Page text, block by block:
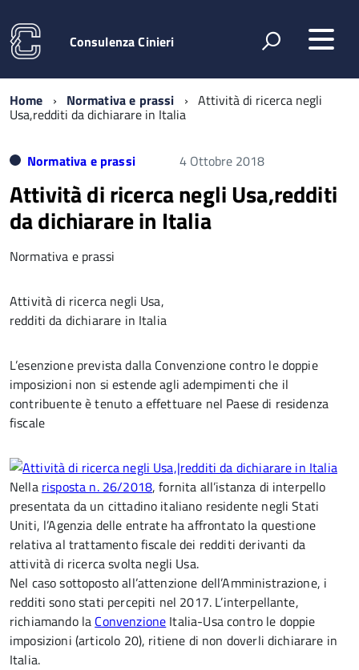
Consulenza Cinieri
Home Normativa e prassi Attività di ricerca negli
Usa,redditi da dichiarare in Italia
Normativa e prassi 4 Ottobre 2018
Attività di ricerca negli Usa,redditi
da dichiarare in Italia
Normativa e prassi
Attività di ricerca negli Usa,
redditi da dichiarare in Italia
L’esenzione prevista dalla Convenzione contro le doppie
imposizioni non si estende agli adempimenti che il
contribuente è tenuto a effettuare nel Paese di residenza
fiscale
Nella risposta n. 26/2018, fornita all’istanza di interpello
presentata da un cittadino italiano residente negli Stati
Uniti, l’Agenzia delle entrate ha affrontato la questione
relativa al trattamento fiscale dei redditi derivanti da
attività di ricerca svolta negli Usa.
Nel caso sottoposto all’attenzione dell’Amministrazione, i
redditi sono stati percepiti nel 2017. L’interpellante,
richiamando la Convenzione Italia-Usa contro le doppie
imposizioni (articolo 20), ritiene di non doverli dichiarare in
Italia.